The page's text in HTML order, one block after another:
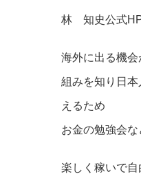
林 知史公式
海外に出る機
組みを知り日
えるため
お金の勉強会な
楽しく稼いで